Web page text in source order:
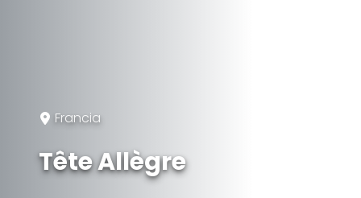
Francia
Tête Allègre